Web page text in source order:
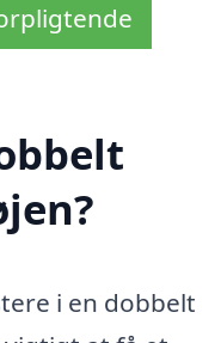
i en dobbelt